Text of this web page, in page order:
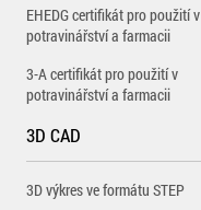
EHEDG certifikát pro použití v
potravinářství a farmacii
3-A certifikát pro použití v
potravinářství a farmacii
3D CAD
3D výkres ve formátu STEP